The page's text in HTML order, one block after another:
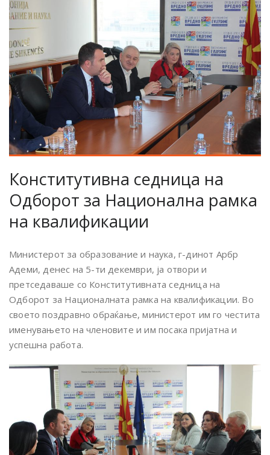
Конститутивна седница на
Одборот за Национална рамка
на квалификации
Министерот за образование и наука, г-динот Арбр
Адеми, денес на 5-ти декември, ја отвори и
претседаваше со Конститутивната седница на
Одборот за Националната рамка на квалификации. Во
своето поздравно обраќање, министерот им го честита
именувањето на членовите и им посака пријатна и
успешна работа.